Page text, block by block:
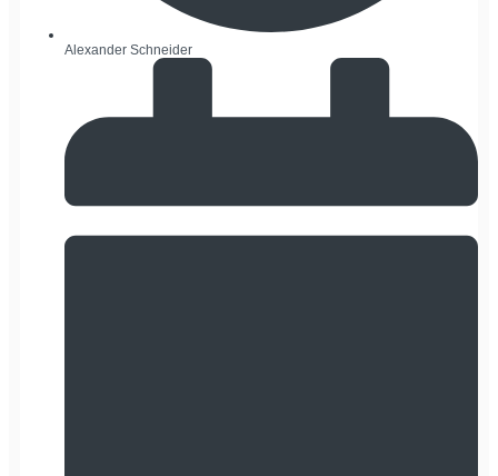
Alexander Schneider